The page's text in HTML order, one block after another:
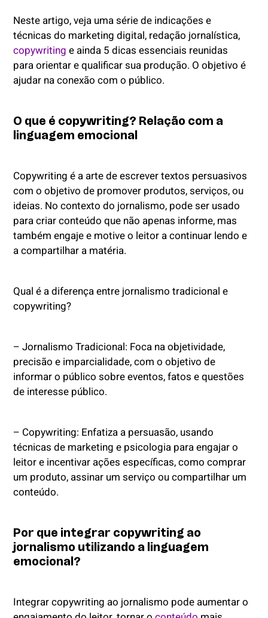
Neste artigo, veja uma série de indicações e
técnicas do marketing digital, redação jornalística,
copywriting e ainda 5 dicas essenciais reunidas
para orientar e qualificar sua produção. O objetivo é
ajudar na conexão com o público.
O que é copywriting? Relação com a
linguagem emocional
Copywriting é a arte de escrever textos persuasivos
com o objetivo de promover produtos, serviços, ou
ideias. No contexto do jornalismo, pode ser usado
para criar conteúdo que não apenas informe, mas
também engaje e motive o leitor a continuar lendo e
a compartilhar a matéria.
Qual é a diferença entre jornalismo tradicional e
copywriting?
– Jornalismo Tradicional: Foca na objetividade,
precisão e imparcialidade, com o objetivo de
informar o público sobre eventos, fatos e questões
de interesse público.
– Copywriting: Enfatiza a persuasão, usando
técnicas de marketing e psicologia para engajar o
leitor e incentivar ações específicas, como comprar
um produto, assinar um serviço ou compartilhar um
conteúdo.
Por que integrar copywriting ao
jornalismo utilizando a linguagem
emocional?
Integrar copywriting ao jornalismo pode aumentar o